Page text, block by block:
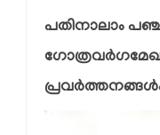
പതിനാലാം